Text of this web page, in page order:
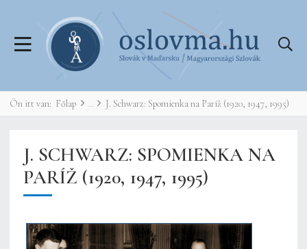
Ön itt van: Főlap J. Schwarz: Spomienka na Paríž (1920, 1947, 1995)
J. SCHWARZ: SPOMIENKA NA
PARÍŽ (1920, 1947, 1995)